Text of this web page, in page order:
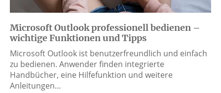
Microsoft Outlook professionell bedienen –
wichtige Funktionen und Tipps
Microsoft Outlook ist benutzerfreundlich und einfach
zu bedienen. Anwender finden integrierte
Handbücher, eine Hilfefunktion und weitere
Anleitungen…